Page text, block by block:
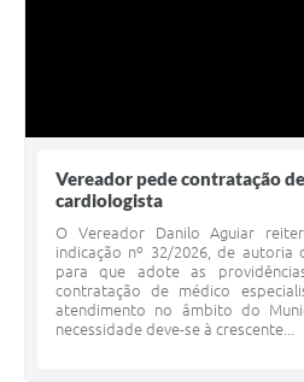
Vereador pede contratação de
cardiologista
O Vereador Danilo Aguiar
indicação nº 32/2026, de autoria
para que adote as
contratação de médico
atendimento no âmbito do
necessidade deve-se à crescente...